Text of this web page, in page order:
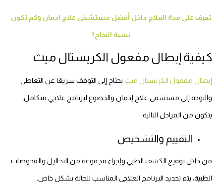
تعرف على مدة العلاج داخل أفضل مستشفى علاج ادمان وكم تكون
نسبة النجاح؟
كيفية إبطال مفعول الكريستال ميث
إبطال مفعول الكريستال ميث يحتاج إلى التوقف سريعًا عن التعاطي
والتوجه إلى مستشفى علاج إدمان والخضوع لبرنامج علاجي متكامل،
يتكون من المراحل التالية:
التقييم والتشخيص
من خلال توقيع الكشف الطبي وإجراء مجموعة من التحاليل والفحوصات
الطبية، يتم تحديد البرنامج العلاجي المناسب للحالة بشكل خاص.